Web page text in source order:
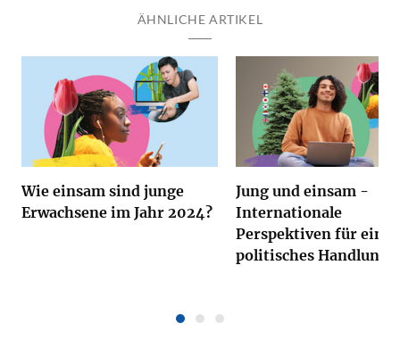
ÄHNLICHE ARTIKEL
Wie einsam sind junge
Erwachsene im Jahr 2024?
Jung und einsam -
Internationale
Perspektiven für ein
politisches